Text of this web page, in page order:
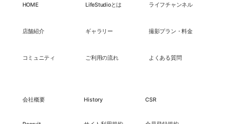
HOME LifeStudioとは ライフチャンネル
店舗紹介 ギャラリー 撮影プラン・料金
コミュニティ ご利用の流れ よくある質問
会社概要 History CSR